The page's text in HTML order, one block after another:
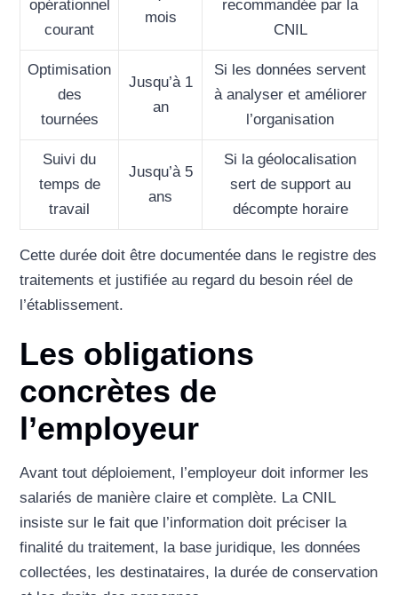
opérationnel
courant
mois
recommandée par la
CNIL
Optimisation
des
tournées
Jusqu’à 1
an
Si les données servent
à analyser et améliorer
l’organisation
Suivi du
temps de
travail
Jusqu’à 5
ans
Si la géolocalisation
sert de support au
décompte horaire
Cette durée doit être documentée dans le registre des
traitements et justifiée au regard du besoin réel de
l’établissement.
Les obligations
concrètes de
l’employeur
Avant tout déploiement, l’employeur doit informer les
salariés de manière claire et complète. La CNIL
insiste sur le fait que l’information doit préciser la
finalité du traitement, la base juridique, les données
collectées, les destinataires, la durée de conservation